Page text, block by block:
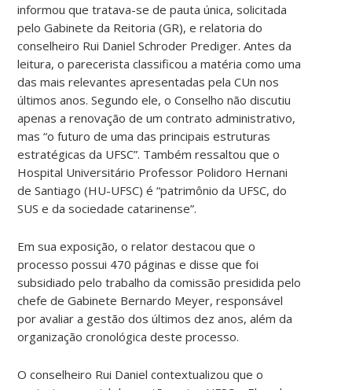
informou que tratava-se de pauta única, solicitada
pelo Gabinete da Reitoria (GR), e relatoria do
conselheiro Rui Daniel Schroder Prediger. Antes da
leitura, o parecerista classificou a matéria como uma
das mais relevantes apresentadas pela CUn nos
últimos anos. Segundo ele, o Conselho não discutiu
apenas a renovação de um contrato administrativo,
mas “o futuro de uma das principais estruturas
estratégicas da UFSC”. Também ressaltou que o
Hospital Universitário Professor Polidoro Hernani
de Santiago (HU-UFSC) é “patrimônio da UFSC, do
SUS e da sociedade catarinense”.
Em sua exposição, o relator destacou que o
processo possui 470 páginas e disse que foi
subsidiado pelo trabalho da comissão presidida pelo
chefe de Gabinete Bernardo Meyer, responsável
por avaliar a gestão dos últimos dez anos, além da
organização cronológica deste processo.
O conselheiro Rui Daniel contextualizou que o